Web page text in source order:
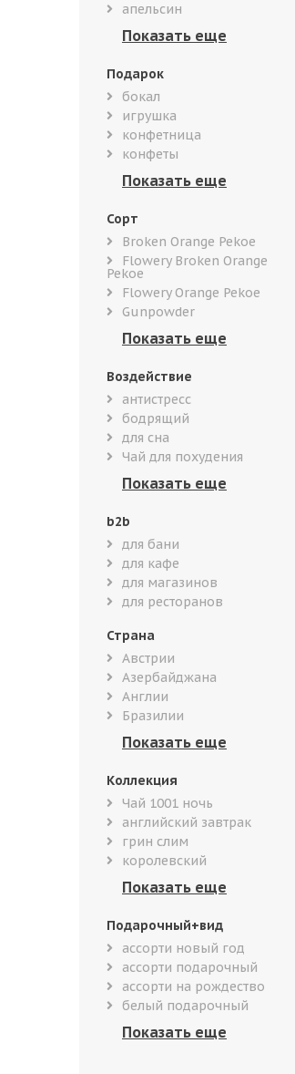
апельсин
Подарок
бокал
игрушка
конфетница
конфеты
Сорт
Broken Orange Pekoe
Flowery Broken Orange
Pekoe
Flowery Orange Pekoe
Gunpowder
Воздействие
антистресс
бодрящий
для сна
Чай для похудения
b2b
для бани
для кафе
для магазинов
для ресторанов
Страна
Австрии
Азербайджана
Англии
Бразилии
Коллекция
Чай 1001 ночь
английский завтрак
грин слим
королевский
Подарочный+вид
ассорти новый год
ассорти подарочный
ассорти на рождество
белый подарочный